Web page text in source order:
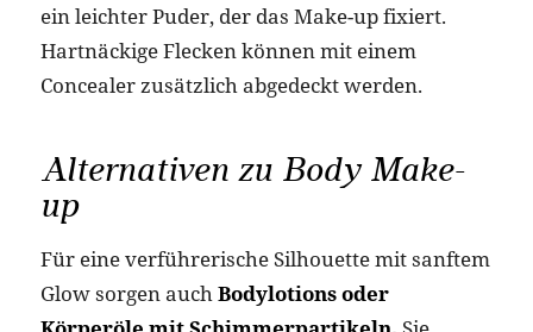
ein leichter Puder, der das Make-up fixiert.
Hartnäckige Flecken können mit einem
Concealer zusätzlich abgedeckt werden.
Alternativen zu Body Make-
up
Für eine verführerische Silhouette mit sanftem
Glow sorgen auch Bodylotions oder